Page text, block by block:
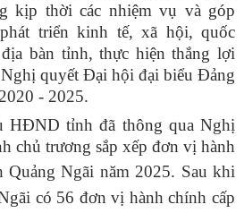
kịp thời các nhiệm vụ và góp
triển kinh tế, xã hội, quốc
bàn tỉnh, thực hiện thắng lợi
quyết Đại hội đại biểu Đảng
- 2025.
HĐND tỉnh đã thông qua Nghị
chủ trương sắp xếp đơn vị hành
Quảng Ngãi năm 2025. Sau khi
có 56 đơn vị hành chính cấp